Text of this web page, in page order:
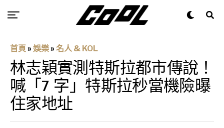
首頁 » 娛樂 » 名人 & KOL
林志穎實測特斯拉都市傳說！
喊「7 字」特斯拉秒當機險曝
住家地址